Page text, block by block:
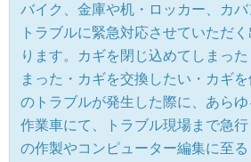
バイク、金庫や机・ロッカー、カ
トラブルに緊急対応させていただ
ります。カギを閉じ込めてしまっ
まった・カギを交換したい・カギ
のトラブルが発生した際に、あら
作業車にて、トラブル現場まで急
の作製やコンピューター編集に至